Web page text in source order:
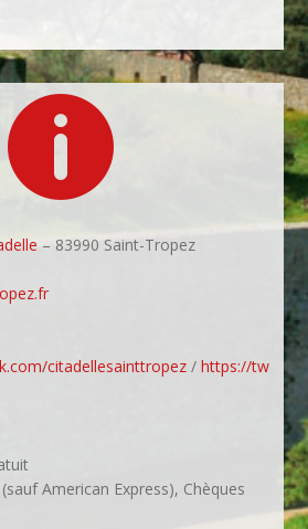

– 83990 Saint-Tropez
citadellesainttropez /https://tw
American Express), Chèques